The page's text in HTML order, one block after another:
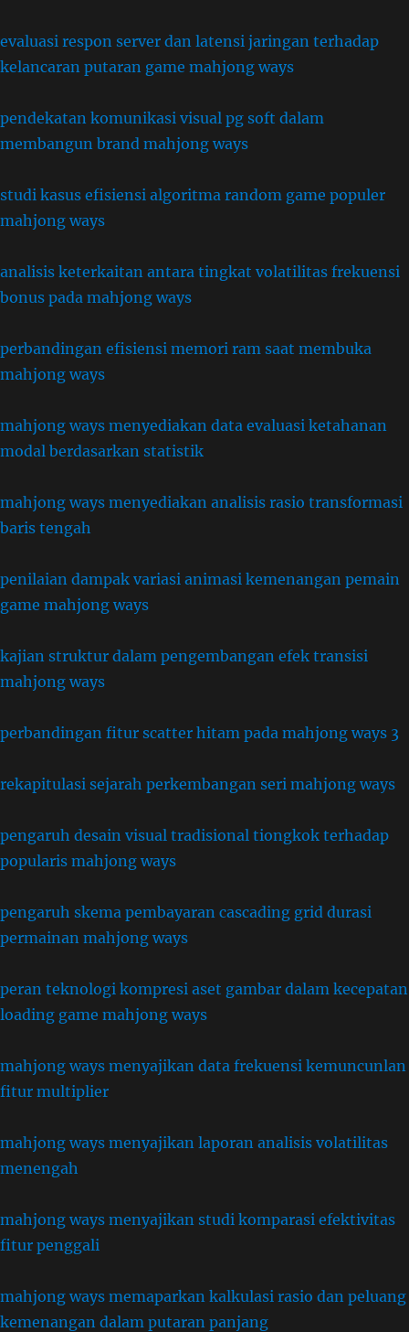
evaluasi respon server dan latensi jaringan terhadap
kelancaran putaran game mahjong ways
pendekatan komunikasi visual pg soft dalam
membangun brand mahjong ways
studi kasus efisiensi algoritma random game populer
mahjong ways
analisis keterkaitan antara tingkat volatilitas frekuensi
bonus pada mahjong ways
perbandingan efisiensi memori ram saat membuka
mahjong ways
mahjong ways menyediakan data evaluasi ketahanan
modal berdasarkan statistik
mahjong ways menyediakan analisis rasio transformasi
baris tengah
penilaian dampak variasi animasi kemenangan pemain
game mahjong ways
kajian struktur dalam pengembangan efek transisi
mahjong ways
perbandingan fitur scatter hitam pada mahjong ways 3
rekapitulasi sejarah perkembangan seri mahjong ways
pengaruh desain visual tradisional tiongkok terhadap
popularis mahjong ways
pengaruh skema pembayaran cascading grid durasi
permainan mahjong ways
peran teknologi kompresi aset gambar dalam kecepatan
loading game mahjong ways
mahjong ways menyajikan data frekuensi kemuncunlan
fitur multiplier
mahjong ways menyajikan laporan analisis volatilitas
menengah
mahjong ways menyajikan studi komparasi efektivitas
fitur penggali
mahjong ways memaparkan kalkulasi rasio dan peluang
kemenangan dalam putaran panjang